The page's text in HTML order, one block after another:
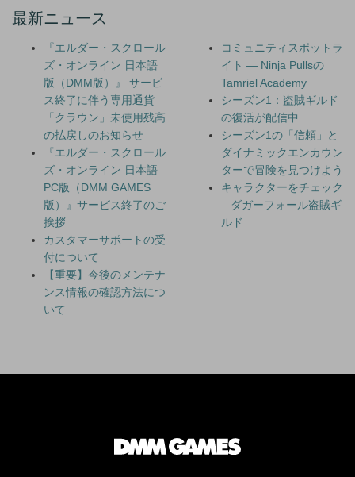
最新ニュース
『エルダー・スクロール
ズ・オンライン 日本語
版（DMM版）』 サービ
ス終了に伴う専用通貨
「クラウン」未使用残高
の払戻しのお知らせ
『エルダー・スクロール
ズ・オンライン 日本語
PC版（DMM GAMES
版）』サービス終了のご
挨拶
カスタマーサポートの受
付について
【重要】今後のメンテナ
ンス情報の確認方法につ
いて
コミュニティスポットラ
イト — Ninja Pullsの
Tamriel Academy
シーズン1：盗賊ギルド
の復活が配信中
シーズン1の「信頼」と
ダイナミックエンカウン
ターで冒険を見つけよう
キャラクターをチェック
– ダガーフォール盗賊ギ
ルド